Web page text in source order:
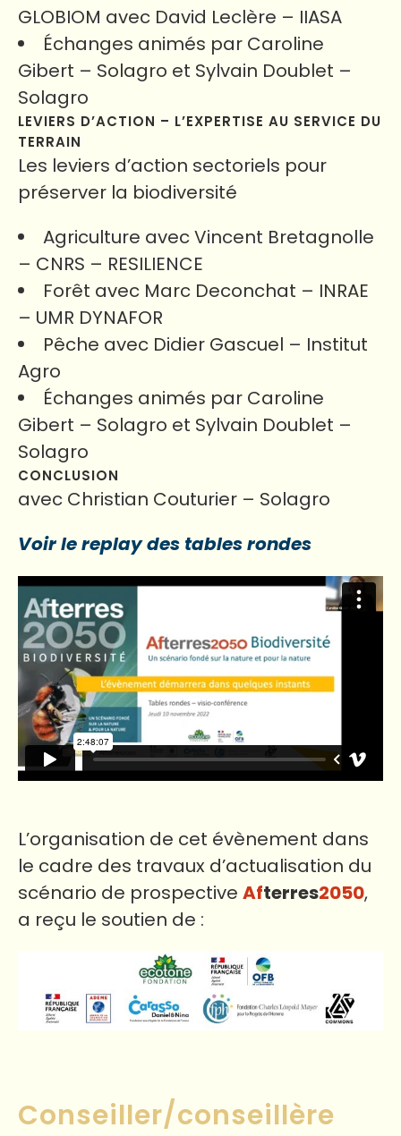
GLOBIOM avec David Leclère – IIASA
Échanges animés par Caroline
Gibert – Solagro et Sylvain Doublet –
Solagro
LEVIERS D’ACTION – L’EXPERTISE AU SERVICE DU
TERRAIN
Les leviers d’action sectoriels pour
préserver la biodiversité
Agriculture avec Vincent Bretagnolle
– CNRS – RESILIENCE
Forêt avec Marc Deconchat – INRAE
– UMR DYNAFOR
Pêche avec Didier Gascuel – Institut
Agro
Échanges animés par Caroline
Gibert – Solagro et Sylvain Doublet –
Solagro
CONCLUSION
avec Christian Couturier – Solagro
Voir le replay des tables rondes
L’organisation de cet évènement dans
le cadre des travaux d’actualisation du
scénario de prospective Afterres2050,
a reçu le soutien de :
Conseiller/conseillère